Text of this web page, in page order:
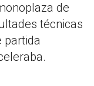
de
técnicas
partida